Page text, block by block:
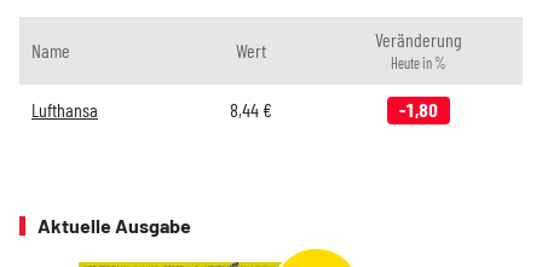
Name Wert Veränderung
Heute in %
Lufthansa 8,44 € -1,80
Aktuelle Ausgabe